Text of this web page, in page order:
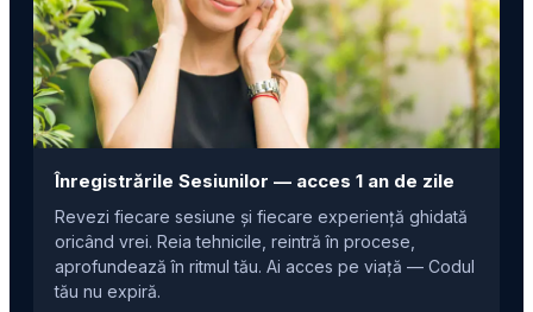
Înregistrările Sesiunilor — acces 1 an de zile
Revezi fiecare sesiune și fiecare experiență ghidată
oricând vrei. Reia tehnicile, reintră în procese,
aprofundează în ritmul tău. Ai acces pe viață — Codul
tău nu expiră.